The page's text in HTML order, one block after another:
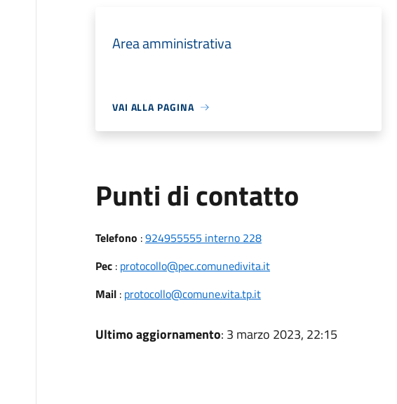
Area amministrativa
VAI ALLA PAGINA
Punti di contatto
Telefono :924955555 interno 228
Pec: protocollo@pec.comunedivita.it
Mail: protocollo@comune.vita.tp.it
Ultimo aggiornamento: 3 marzo 2023, 22:15